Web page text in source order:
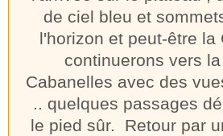
de ciel bleu et
l'horizon et peut-être la
continuerons vers
Cabanelles avec des
.. quelques passages
le pied sûr. Retour par